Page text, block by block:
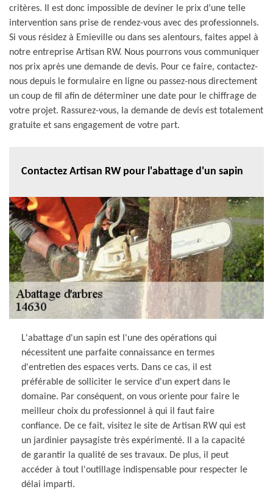
critères. Il est donc impossible de deviner le prix d’une telle
intervention sans prise de rendez-vous avec des professionnels.
Si vous résidez à Emieville ou dans ses alentours, faites appel à
notre entreprise Artisan RW. Nous pourrons vous communiquer
nos prix après une demande de devis. Pour ce faire, contactez-
nous depuis le formulaire en ligne ou passez-nous directement
un coup de fil afin de déterminer une date pour le chiffrage de
votre projet. Rassurez-vous, la demande de devis est totalement
gratuite et sans engagement de votre part.
Contactez Artisan RW pour l'abattage d'un sapin
L'abattage d'un sapin est l'une des opérations qui
nécessitent une parfaite connaissance en termes
d'entretien des espaces verts. Dans ce cas, il est
préférable de solliciter le service d'un expert dans le
domaine. Par conséquent, on vous oriente pour faire le
meilleur choix du professionnel à qui il faut faire
confiance. De ce fait, visitez le site de Artisan RW qui est
un jardinier paysagiste très expérimenté. Il a la capacité
de garantir la qualité de ses travaux. De plus, il peut
accéder à tout l'outillage indispensable pour respecter le
délai imparti.